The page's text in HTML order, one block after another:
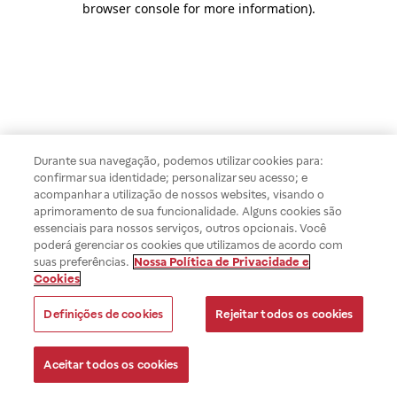
browser console for more information).
Durante sua navegação, podemos utilizar cookies para:
confirmar sua identidade; personalizar seu acesso; e
acompanhar a utilização de nossos websites, visando o
aprimoramento de sua funcionalidade. Alguns cookies são
essenciais para nossos serviços, outros opcionais. Você
poderá gerenciar os cookies que utilizamos de acordo com
suas preferências. Nossa Política de Privacidade e
Cookies
Definições de cookies Rejeitar todos os cookies
Aceitar todos os cookies